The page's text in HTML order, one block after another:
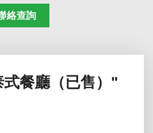
絡查詢
餐廳（已售）"